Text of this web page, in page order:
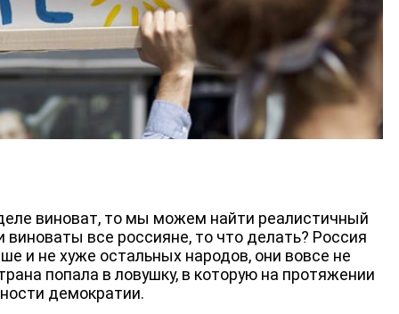
ЛИЦА КАНАЛА
виноват, то мы можем найти реалистичный
все россияне, то что делать? Россия
и не хуже остальных народов, они вовсе не
попала в ловушку, в которую на протяжении
демократии.